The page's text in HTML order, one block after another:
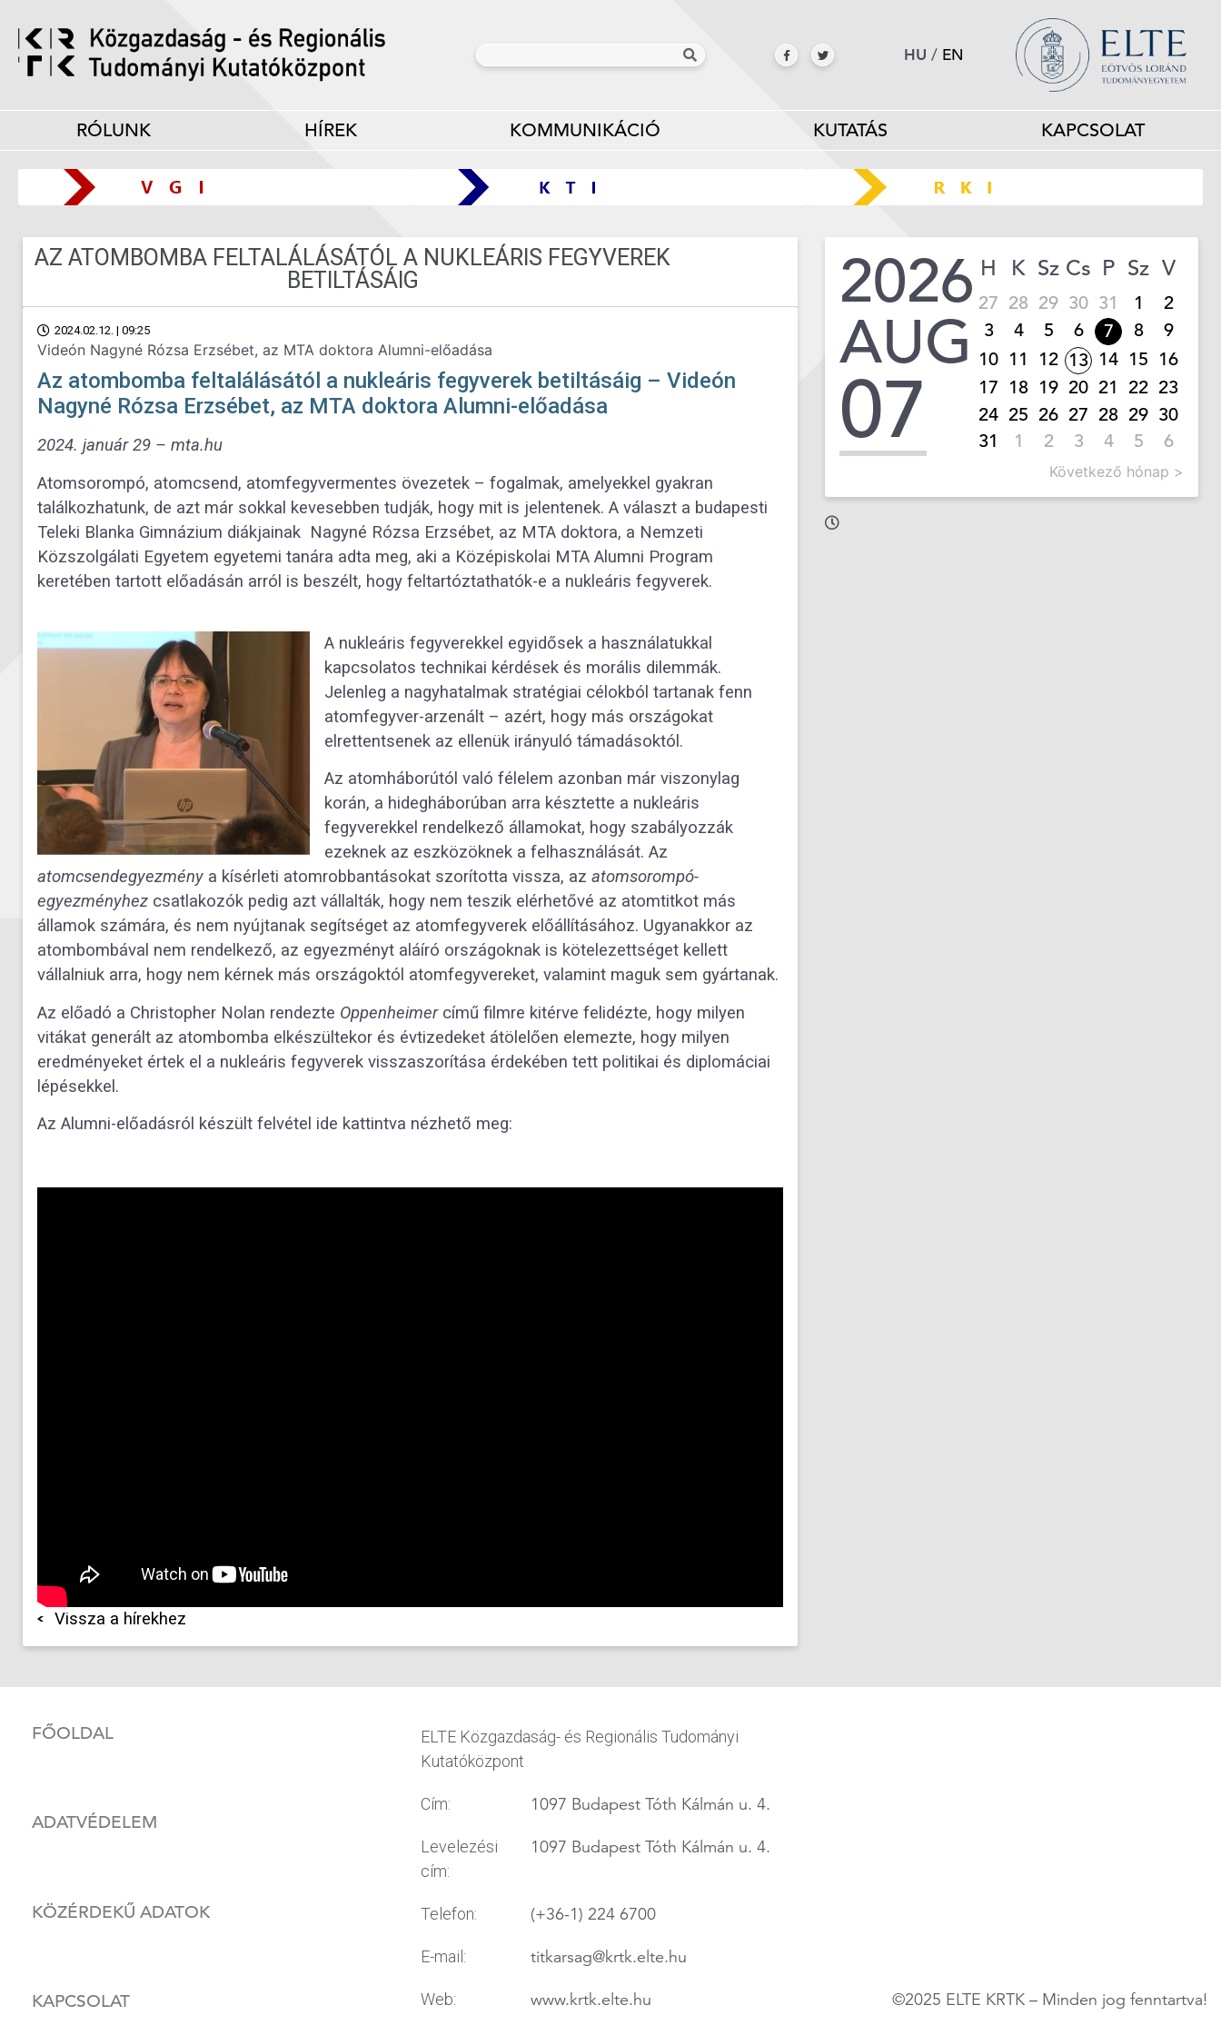
HU / EN
RÓLUNK HÍREK KOMMUNIKÁCIÓ KUTATÁS KAPCSOLAT
AZ ATOMBOMBA FELTALÁLÁSÁTÓL A NUKLEÁRIS FEGYVEREK
BETILTÁSÁIG
2024.02.12. | 09:25
Videón Nagyné Rózsa Erzsébet, az MTA doktora Alumni-előadása
Az atombomba feltalálásától a nukleáris fegyverek betiltásáig – Videón
Nagyné Rózsa Erzsébet, az MTA doktora Alumni-előadása
2024. január 29 – mta.hu
Atomsorompó, atomcsend, atomfegyvermentes övezetek – fogalmak, amelyekkel gyakran
találkozhatunk, de azt már sokkal kevesebben tudják, hogy mit is jelentenek. A választ a budapesti
Teleki Blanka Gimnázium diákjainak Nagyné Rózsa Erzsébet, az MTA doktora, a Nemzeti
Közszolgálati Egyetem egyetemi tanára adta meg, aki a Középiskolai MTA Alumni Program
keretében tartott előadásán arról is beszélt, hogy feltartóztathatók-e a nukleáris fegyverek.
A nukleáris fegyverekkel egyidősek a használatukkal
kapcsolatos technikai kérdések és morális dilemmák.
Jelenleg a nagyhatalmak stratégiai célokból tartanak fenn
atomfegyver-arzenált – azért, hogy más országokat
elrettentsenek az ellenük irányuló támadásoktól.
Az atomháborútól való félelem azonban már viszonylag
korán, a hidegháborúban arra késztette a nukleáris
fegyverekkel rendelkező államokat, hogy szabályozzák
ezeknek az eszközöknek a felhasználását. Az
atomcsendegyezmény a kísérleti atomrobbantásokat szorította vissza, az atomsorompó-
egyezményhez csatlakozók pedig azt vállalták, hogy nem teszik elérhetővé az atomtitkot más
államok számára, és nem nyújtanak segítséget az atomfegyverek előállításához. Ugyanakkor az
atombombával nem rendelkező, az egyezményt aláíró országoknak is kötelezettséget kellett
vállalniuk arra, hogy nem kérnek más országoktól atomfegyvereket, valamint maguk sem gyártanak.
Az előadó a Christopher Nolan rendezte Oppenheimercímű filmre kitérve felidézte, hogy milyen
vitákat generált az atombomba elkészültekor és évtizedeket átölelően elemezte, hogy milyen
eredményeket értek el a nukleáris fegyverek visszaszorítása érdekében tett politikai és diplomáciai
lépésekkel.
Az Alumni-előadásról készült felvétel ide kattintva nézhető meg:
Vissza a hírekhez
2026
AUG
07
H K Sz Cs P Sz V
27 28 29 30 31 1
2
3
4 5 6 7 8
9
10 11 12 13 14 15 16
17 18 19 20 21 22 23
24 25 26 27 28 29 30
31
1 2 3 4 5 6
Következő hónap >
FŐOLDAL
ADATVÉDELEM
KÖZÉRDEKŰ ADATOK
KAPCSOLAT
ELTE Közgazdaság- és Regionális Tudományi
Kutatóközpont
Cím: 1097 Budapest Tóth Kálmán u. 4.
Levelezési
cím:
1097 Budapest Tóth Kálmán u. 4.
Telefon: (+36-1) 224 6700
E-mail: titkarsag@krtk.elte.hu
Web: www.krtk.elte.hu ©2025 ELTE KRTK – Minden jog fenntartva!